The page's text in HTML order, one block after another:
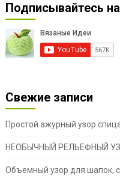
Подписывайтесь
Свежие записи
Простой ажурный узор
НЕОБЫЧНЫЙ РЕЛЬЕФНЫЙ
Объемный узор для шапок,